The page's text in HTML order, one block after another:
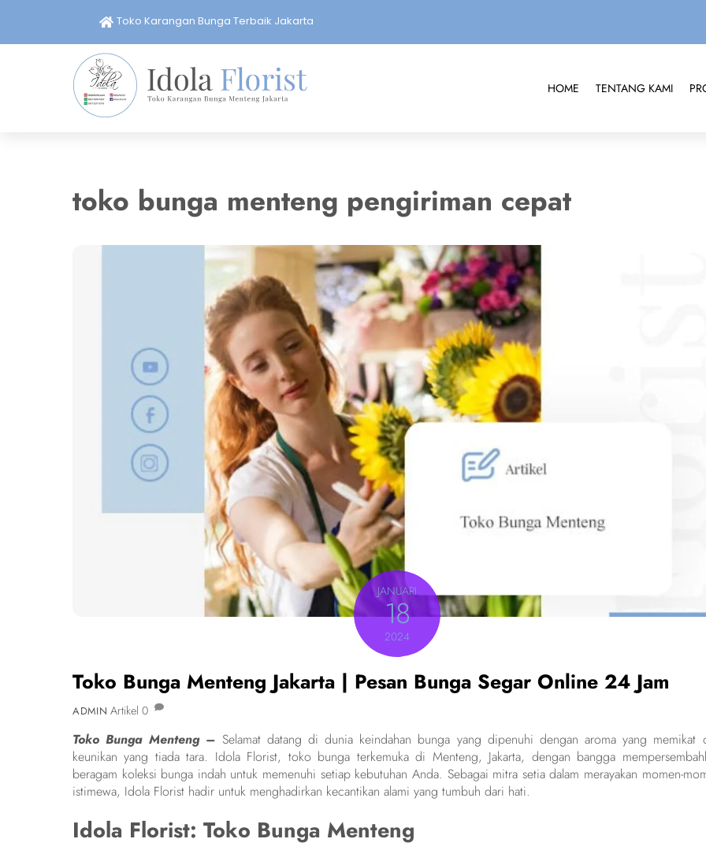
content
Toko Karangan Bunga Terbaik Jakarta
HOME TENTANG KAMI
toko bunga menteng pengiriman cepat
JANUARI
18
2024
Toko Bunga Menteng Jakarta | Pesan Bunga Segar Online 24 Jam
ADMIN Artikel 0
Toko Bunga Menteng – Selamat datang di dunia keindahan bunga yang dipenuhi dengan aroma yang memikat
keunikan yang tiada tara. Idola Florist, toko bunga terkemuka di Menteng, Jakarta, dengan bangga
beragam koleksi bunga indah untuk memenuhi setiap kebutuhan Anda. Sebagai mitra setia dalam merayakan momen-
istimewa, Idola Florist hadir untuk menghadirkan kecantikan alami yang tumbuh dari hati.
Idola Florist: Toko Bunga Menteng